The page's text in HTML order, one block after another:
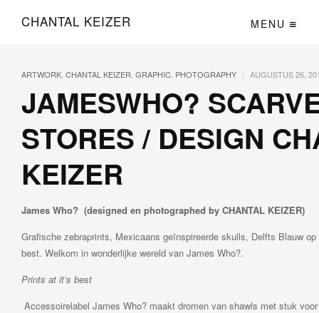
CHANTAL KEIZER MENU
ARTWORK CHANTAL KEIZER GRAPHIC PHOTOGRAPHY | AUGUSTUS 26,
JAMESWHO?
STORES / DESIGN
KEIZER
James Who? (designed en photographed by CHANTAL KEIZER)
Grafische zebraprints, Mexicaans geïnspireerde skulls, Delfts Blauw op
best. Welkom in wonderlijke wereld van James Who?.
Prints at it’s best
Accessoirelabel James Who? maakt dromen van shawls met stuk